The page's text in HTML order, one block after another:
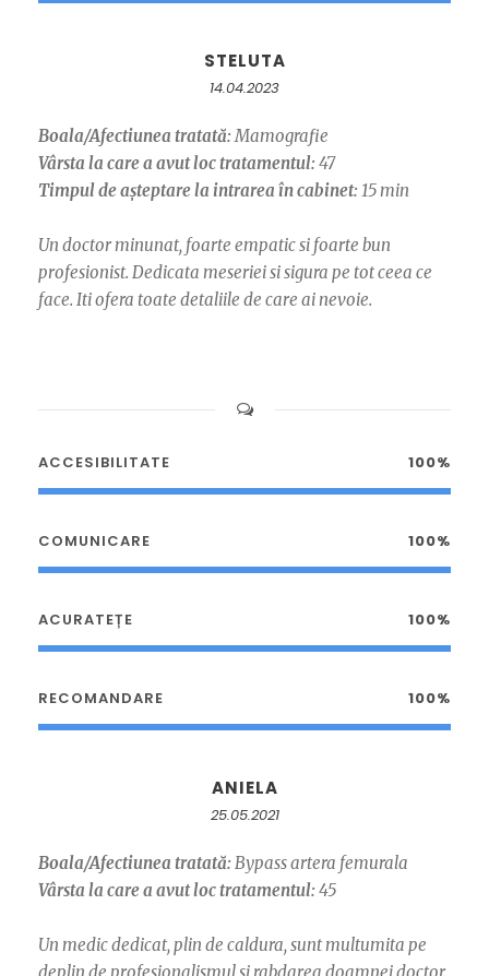
STELUTA
14.04.2023
Boala/Afectiunea tratată:Mamografie
Vârsta la care a avut loc tratamentul: 47
Timpul de așteptare la intrarea în cabinet: 15 min
Un doctor minunat, foarte empatic si foarte bun
profesionist. Dedicata meseriei si sigura pe tot ceea ce
face. Iti ofera toate detaliile de care ai nevoie.
ACCESIBILITATE 100%
COMUNICARE 100%
ACURATEȚE 100%
RECOMANDARE 100%
ANIELA
25.05.2021
Boala/Afectiunea tratată: Bypass artera femurala
Vârsta la care a avut loc tratamentul: 45
Un medic dedicat, plin de caldura, sunt multumita pe